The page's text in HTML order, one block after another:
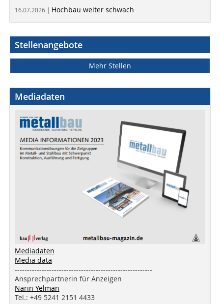
16.07.2026 | Hochbau weiter schwach
Stellenangebote
Mehr Stellen
Mediadaten
Mediadaten
Media data
--------------------------------------------------------
Ansprechpartnerin für Anzeigen
Narin Yelman
Tel.: +49 5241 2151 4433